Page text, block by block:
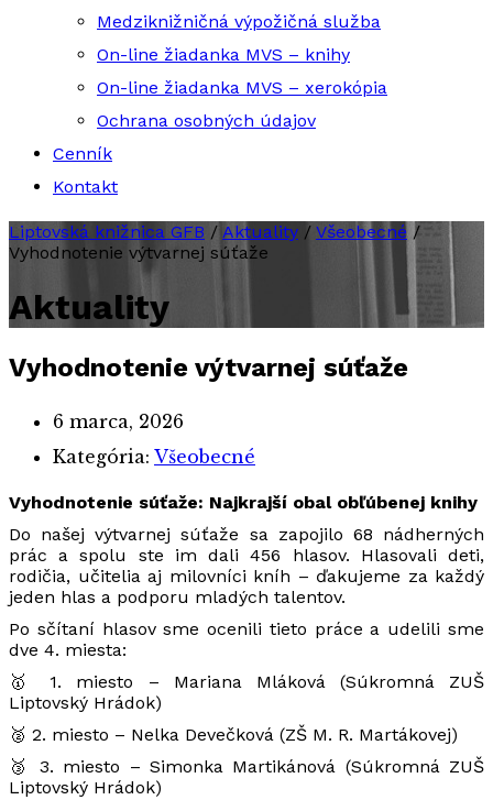
Medziknižničná výpožičná služba
On-line žiadanka MVS – knihy
On-line žiadanka MVS – xerokópia
Ochrana osobných údajov
Cenník
Kontakt
Liptovská knižnica GFB / Aktuality / Všeobecné /
Vyhodnotenie výtvarnej súťaže
Aktuality
Vyhodnotenie výtvarnej súťaže
6 marca, 2026
Kategória: Všeobecné
Vyhodnotenie súťaže: Najkrajší obal obľúbenej knihy
Do našej výtvarnej súťaže sa zapojilo 68 nádherných
prác a spolu ste im dali 456 hlasov. Hlasovali deti,
rodičia, učitelia aj milovníci kníh – ďakujeme za každý
jeden hlas a podporu mladých talentov.
Po sčítaní hlasov sme ocenili tieto práce a udelili sme
dve 4. miesta:
🥇 1. miesto – Mariana Mláková (Súkromná ZUŠ
Liptovský Hrádok)
🥈 2. miesto – Nelka Devečková (ZŠ M. R. Martákovej)
🥉 3. miesto – Simonka Martikánová (Súkromná ZUŠ
Liptovský Hrádok)